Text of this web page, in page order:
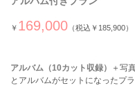
￥ 169,000 （税込￥185,900）
アルバム（10カット収録）
＋写
とアルバムがセットになったプラ